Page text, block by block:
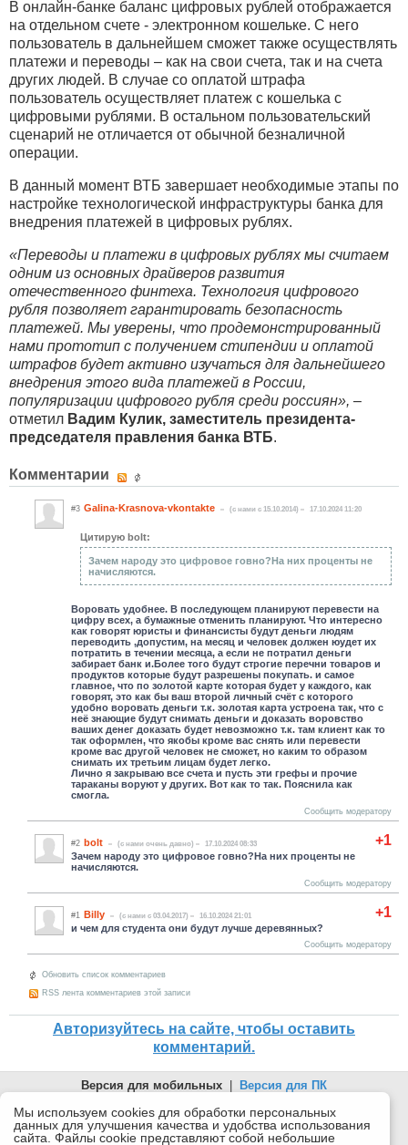
В онлайн-банке баланс цифровых рублей отображается
на отдельном счете - электронном кошельке. С него
пользователь в дальнейшем сможет также осуществлять
платежи и переводы – как на свои счета, так и на счета
других людей. В случае со оплатой штрафа
пользователь осуществляет платеж с кошелька с
цифровыми рублями. В остальном пользовательский
сценарий не отличается от обычной безналичной
операции.
В данный момент ВТБ завершает необходимые этапы по
настройке технологической инфраструктуры банка для
внедрения платежей в цифровых рублях.
«Переводы и платежи в цифровых рублях мы считаем
одним из основных драйверов развития
отечественного финтеха. Технология цифрового
рубля позволяет гарантировать безопасность
платежей. Мы уверены, что продемонстрированный
нами прототип с получением стипендии и оплатой
штрафов будет активно изучаться для дальнейшего
внедрения этого вида платежей в России,
популяризации цифрового рубля среди россиян», –
отметил Вадим Кулик, заместитель президента-
председателя правления банка ВТБ.
Комментарии
#3 Galina-Krasnova-vkontakte (c нами с 15.10.2014) 17.10.2024 11:20
Цитирую bolt:
Зачем народу это цифровое говно?На них проценты не
начисляются.
Воровать удобнее. В последующем планируют перевести на
цифру всех, а бумажные отменить планируют. Что интересно
как говорят юристы и финансисты будут деньги людям
переводить ,допустим, на месяц и человек должен юудет их
потратить в течении месяца, а если не потратил деньги
забирает банк и.Более того будут строгие перечни товаров и
продуктов которые будут разрешены покупать. и самое
главное, что по золотой карте которая будет у каждого, как
говорят, это как бы ваш второй личный счёт с которого
удобно воровать деньги т.к. золотая карта устроена так, что с
неё знающие будут снимать деньги и доказать воровство
ваших денег доказать будет невозможно т.к. там клиент как то
так оформлен, что якобы кроме вас снять или перевести
кроме вас другой человек не сможет, но каким то образом
снимать их третьим лицам будет легко.
Лично я закрываю все счета и пусть эти грефы и прочие
тараканы воруют у других. Вот как то так. Пояснила как
смогла.
Сообщить модератору
+1
#2 bolt (c нами очень давно) 17.10.2024 08:33
Зачем народу это цифровое говно?На них проценты не
начисляются.
Сообщить модератору
+1
#1 Billy (c нами с 03.04.2017) 16.10.2024 21:01
и чем для студента они будут лучше деревянных?
Сообщить модератору
Обновить список комментариев
RSS лента комментариев этой записи
Авторизуйтесь на сайте, чтобы оставить
комментарий.
Версия для мобильных
Версия для ПК
© 2026 Беломорканал Северодвинск tv29.ru
Joomla!is Free Software released under the GNU General Public
License.
Мы используем cookies для обработки персональных
данных для улучшения качества и удобства использования
сайта. Файлы cookie представляют собой небольшие